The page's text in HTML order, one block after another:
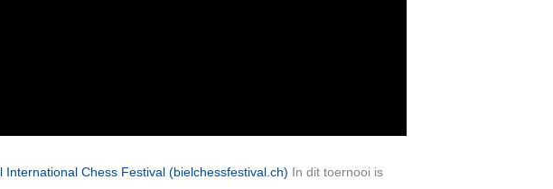
International Chess Festival (bielchessfestival.ch) In dit toernooi is